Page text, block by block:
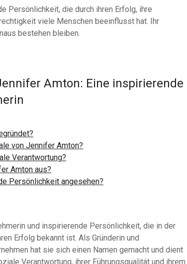
Persönlichkeit, die durch ihren Erfolg, ihre
viele Menschen beeinflusst hat. Ihr
bestehen bleiben.
Amton: Eine inspirierende
von Jennifer Amton?
Verantwortung?
Amton aus?
Persönlichkeit angesehen?
und inspirierende Persönlichkeit, die in der
Erfolg bekannt ist. Als Gründerin und
hat sie sich einen Namen gemacht und dient
Verantwortung, ihrer Führungsqualität und ihrem